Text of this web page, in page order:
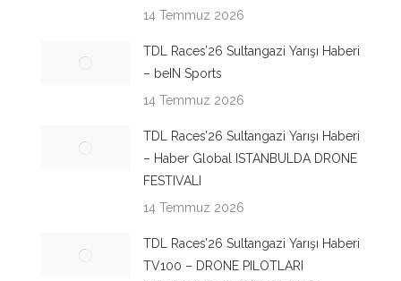
14 Temmuz 2026
TDL Races’26 Sultangazi Yarışı Haberi
– beIN Sports
14 Temmuz 2026
TDL Races’26 Sultangazi Yarışı Haberi
– Haber Global ISTANBULDA DRONE
FESTIVALI
14 Temmuz 2026
TDL Races’26 Sultangazi Yarışı Haberi
TV100 – DRONE PILOTLARI